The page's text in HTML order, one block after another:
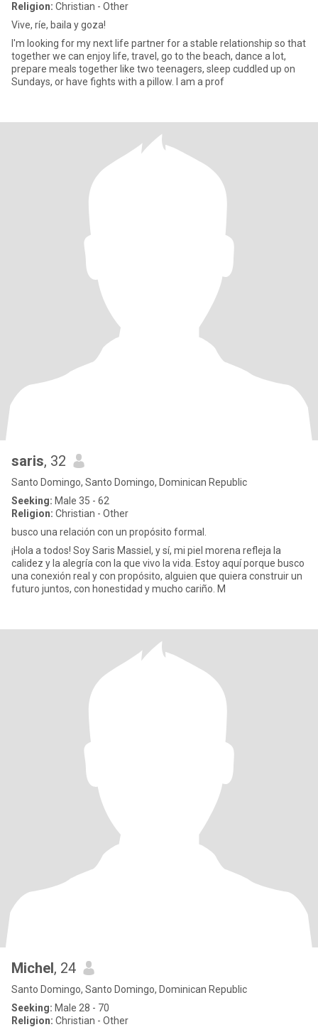
Religion: Christian - Other
Vive, ríe, baila y goza!
I'm looking for my next life partner for a stable relationship so that
together we can enjoy life, travel, go to the beach, dance a lot,
prepare meals together like two teenagers, sleep cuddled up on
Sundays, or have fights with a pillow. I am a prof
saris, 32
Santo Domingo, Santo Domingo, Dominican Republic
Seeking: Male 35 - 62
Religion: Christian - Other
busco una relación con un propósito formal.
¡Hola a todos! Soy Saris Massiel, y sí, mi piel morena refleja la
calidez y la alegría con la que vivo la vida. Estoy aquí porque busco
una conexión real y con propósito, alguien que quiera construir un
futuro juntos, con honestidad y mucho cariño. M
Michel, 24
Santo Domingo, Santo Domingo, Dominican Republic
Seeking: Male 28 - 70
Religion: Christian - Other